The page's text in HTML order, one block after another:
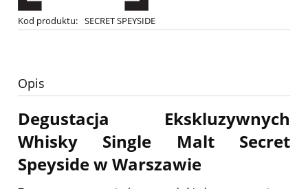
Kod produktu: SECRET SPEYSIDE
Opis
Degustacja Ekskluzywnych
Whisky Single Malt Secret
Speyside w Warszawie